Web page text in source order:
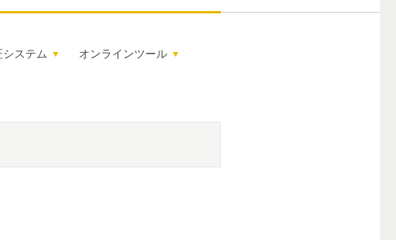
ステム オンラインツール